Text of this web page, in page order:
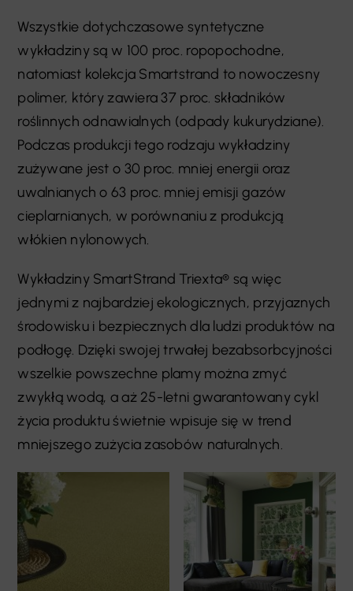
Wszystkie dotychczasowe syntetyczne
wykładziny są w 100 proc. ropopochodne,
natomiast kolekcja Smartstrand to nowoczesny
polimer, który zawiera 37 proc. składników
roślinnych odnawialnych (odpady kukurydziane).
Podczas produkcji tego rodzaju wykładziny
zużywane jest o 30 proc. mniej energii oraz
uwalnianych o 63 proc. mniej emisji gazów
cieplarnianych, w porównaniu z produkcją
włókien nylonowych.
Wykładziny SmartStrand Triexta® są więc
jednymi z najbardziej ekologicznych, przyjaznych
środowisku i bezpiecznych dla ludzi produktów na
podłogę. Dzięki swojej trwałej bezabsorbcyjności
wszelkie powszechne plamy można zmyć
zwykłą wodą, a aż 25-letni gwarantowany cykl
życia produktu świetnie wpisuje się w trend
mniejszego zużycia zasobów naturalnych.